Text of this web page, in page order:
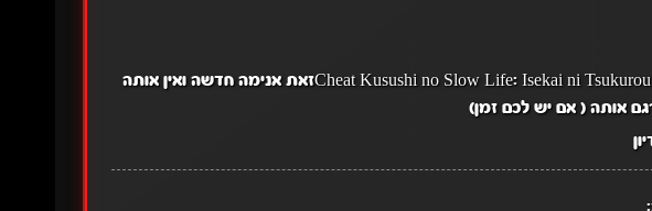
אתם יכולים לתרגם את Cheat Kusushi no Slow Life: Isekai ni Tsukurou Drugstoreזאת אנימה חדשה ואין אותה
אותה ( אם יש לכם זמן)